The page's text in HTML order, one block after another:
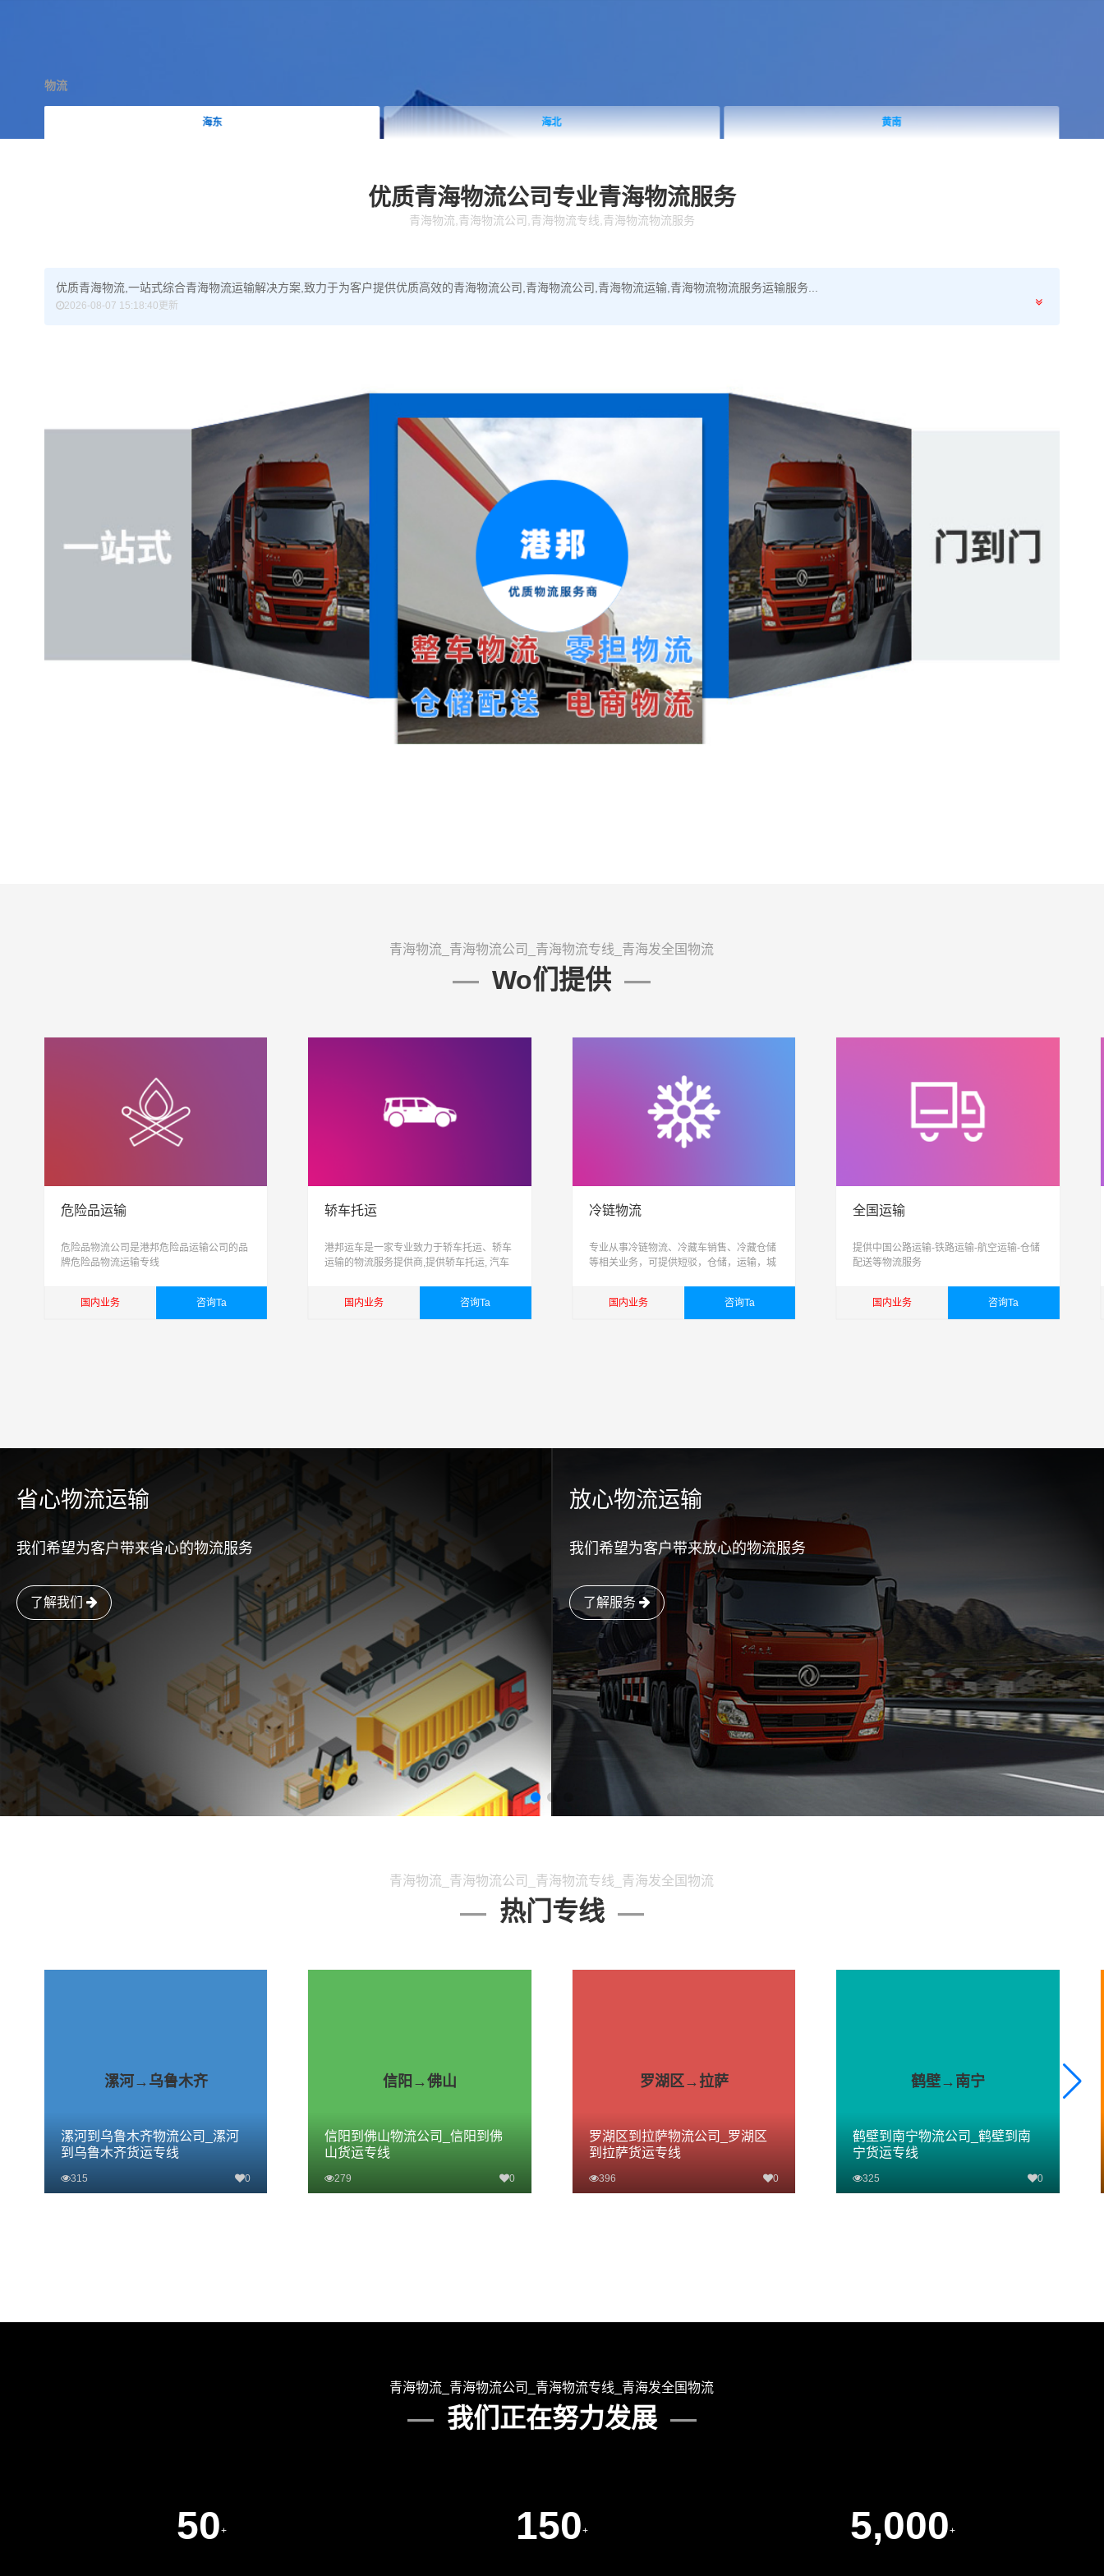
物流
海东 海北 黄南
优质青海物流公司专业青海物流服务
青海物流,青海物流公司,青海物流专线,青海物流物流服务
优质青海物流,一站式综合青海物流运输解决方案,致力于为客户提供优质高效的青海物流公司,青海物流公司,青海物流运输,青海物流物流服务运输服务...
2026-08-07 15:18:40更新
青海物流_青海物流公司_青海物流专线_青海发全国物流
Wo们提供
危险品运输
危险品物流公司是港邦危险品运输公司的品
牌危险品物流运输专线
国内业务 咨询Ta
轿车托运
港邦运车是一家专业致力于轿车托运、轿车
运输的物流服务提供商,提供轿车托运, 汽车
国内业务 咨询Ta
冷链物流
专业从事冷链物流、冷藏车销售、冷藏仓储
等相关业务，可提供短驳，仓储，运输，城
国内业务 咨询Ta
全国运输
提供中国公路运输-铁路运输-航空运输-仓储
配送等物流服务
国内业务 咨询Ta
省心物流运输
我们希望为客户带来省心的物流服务
了解我们
放心物流运输
我们希望为客户带来放心的物流服务
了解服务
青海物流_青海物流公司_青海物流专线_青海发全国物流
热门专线
漯河→乌鲁木齐
漯河到乌鲁木齐物流公司_漯河
到乌鲁木齐货运专线
315 0
信阳→佛山
信阳到佛山物流公司_信阳到佛
山货运专线
279 0
罗湖区→拉萨
罗湖区到拉萨物流公司_罗湖区
到拉萨货运专线
396 0
鹤壁→南宁
鹤壁到南宁物流公司_鹤壁到南
宁货运专线
325 0
青海物流_青海物流公司_青海物流专线_青海发全国物流
我们正在努力发展
50+ 150+ 5,000+